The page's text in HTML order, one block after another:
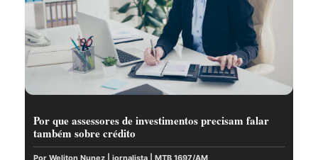
Por que assessores de investimentos precisam falar
também sobre crédito
Por Weliton Nunez | jornalista | MTB 1697/AM